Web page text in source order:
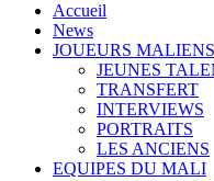
Accueil
News
JOUEURS MALIENS
JEUNES
TRANSFERT
INTERVIEWS
PORTRAITS
LES ANCIENS
EQUIPES DU MALI